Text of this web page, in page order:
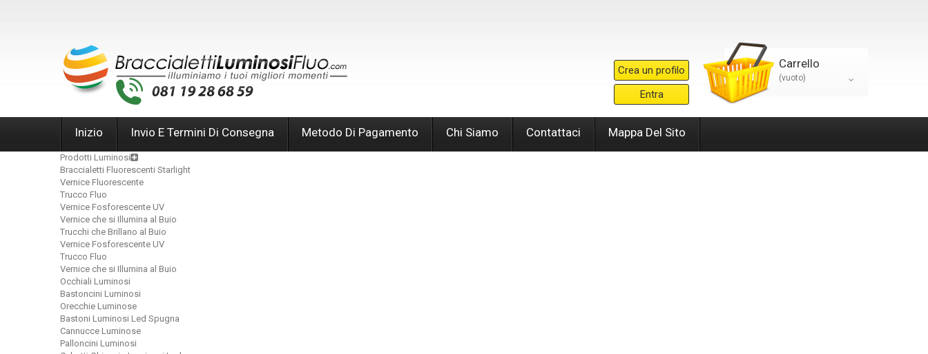
Crea un profilo
Entra
Carrello
(vuoto)
Inizio Invio E Termini Di Consegna Metodo Di Pagamento Chi Siamo Contattaci Mappa Del Sito
Prodotti Luminosi
Braccialetti Fluorescenti Starlight
Vernice Fluorescente
Trucco Fluo
Vernice Fosforescente UV
Vernice che si Illumina al Buio
Trucchi che Brillano al Buio
Vernice Fosforescente UV
Trucco Fluo
Vernice che si Illumina al Buio
Occhiali Luminosi
Bastoncini Luminosi
Orecchie Luminose
Bastoni Luminosi Led Spugna
Cannucce Luminose
Palloncini Luminosi